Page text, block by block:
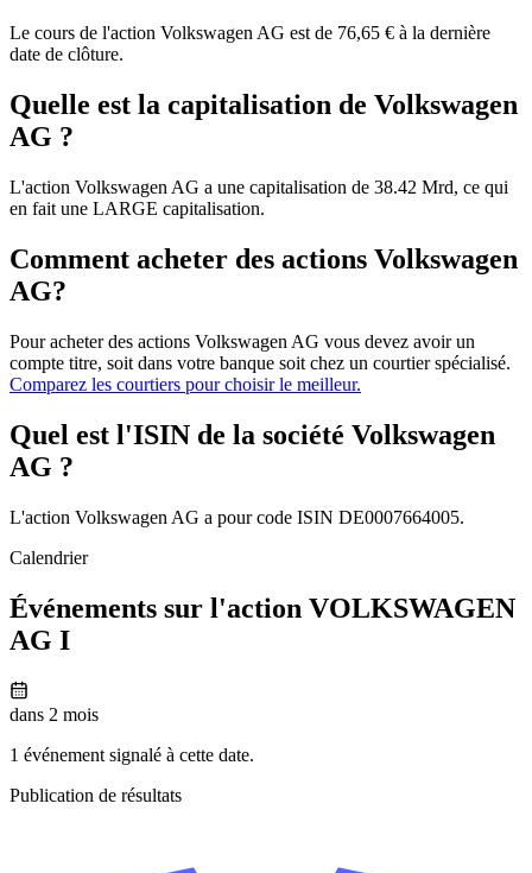
Le cours de l'action Volkswagen AG est de 76,65 € à la dernière
date de clôture.
Quelle est la capitalisation de Volkswagen
AG ?
L'action Volkswagen AG a une capitalisation de 38.42 Mrd, ce qui
en fait une LARGE capitalisation.
Comment acheter des actions Volkswagen
AG?
Pour acheter des actions Volkswagen AG vous devez avoir un
compte titre, soit dans votre banque soit chez un courtier spécialisé.
Comparez les courtiers pour choisir le meilleur.
Quel est l'ISIN de la société Volkswagen
AG ?
L'action Volkswagen AG a pour code ISIN DE0007664005.
Calendrier
Événements sur l'action VOLKSWAGEN
AG I
dans 2 mois
1 événement signalé à cette date.
Publication de résultats